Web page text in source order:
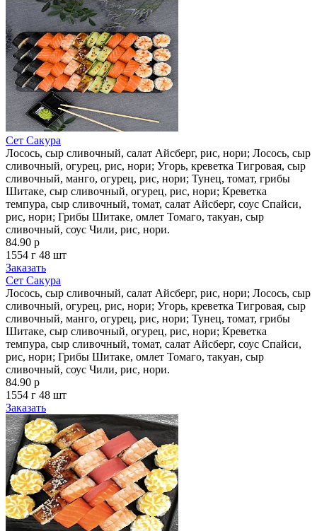
Сет Сакура
Лосось, сыр сливочный, салат Айсберг, рис, нори; Лосось, сыр
сливочный, огурец, рис, нори; Угорь, креветка Тигровая, сыр
сливочный, манго, огурец, рис, нори; Тунец, томат, грибы
Шитаке, сыр сливочный, огурец, рис, нори; Креветка
темпура, сыр сливочный, томат, салат Айсберг, соус Спайси,
рис, нори; Грибы Шитаке, омлет Томаго, такуан, сыр
сливочный, соус Чили, рис, нори.
84.90 р
1554 г 48 шт
Заказать
Сет Сакура
Лосось, сыр сливочный, салат Айсберг, рис, нори; Лосось, сыр
сливочный, огурец, рис, нори; Угорь, креветка Тигровая, сыр
сливочный, манго, огурец, рис, нори; Тунец, томат, грибы
Шитаке, сыр сливочный, огурец, рис, нори; Креветка
темпура, сыр сливочный, томат, салат Айсберг, соус Спайси,
рис, нори; Грибы Шитаке, омлет Томаго, такуан, сыр
сливочный, соус Чили, рис, нори.
84.90 р
1554 г 48 шт
Заказать